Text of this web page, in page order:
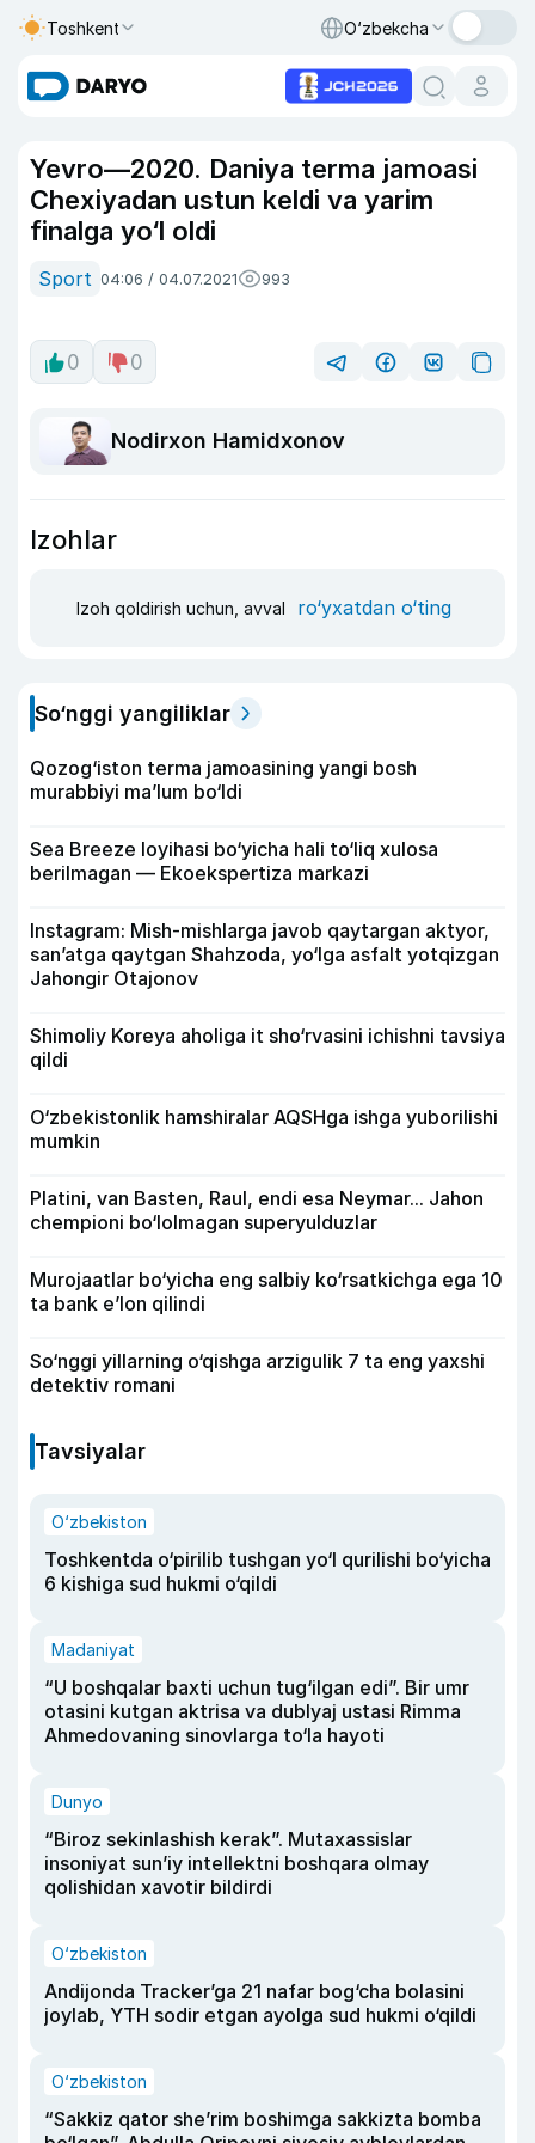
Toshkent O‘zbekcha
Yevro—2020. Daniya terma jamoasi
Chexiyadan ustun keldi va yarim
finalga yo‘l oldi
Sport 04:06 / 04.07.2021 993
0 0
Nodirxon Hamidxonov
Izohlar
Izoh qoldirish uchun, avval ro‘yxatdan o‘ting
So‘nggi yangiliklar
Qozog‘iston terma jamoasining yangi bosh
murabbiyi ma’lum bo‘ldi
Sea Breeze loyihasi bo‘yicha hali to‘liq xulosa
berilmagan — Ekoekspertiza markazi
Instagram: Mish-mishlarga javob qaytargan aktyor,
san’atga qaytgan Shahzoda, yo‘lga asfalt yotqizgan
Jahongir Otajonov
Shimoliy Koreya aholiga it sho‘rvasini ichishni tavsiya
qildi
O‘zbekistonlik hamshiralar AQSHga ishga yuborilishi
mumkin
Platini, van Basten, Raul, endi esa Neymar... Jahon
chempioni bo‘lolmagan superyulduzlar
Murojaatlar bo‘yicha eng salbiy ko‘rsatkichga ega 10
ta bank e’lon qilindi
So‘nggi yillarning o‘qishga arzigulik 7 ta eng yaxshi
detektiv romani
Tavsiyalar
O‘zbekiston
Toshkentda o‘pirilib tushgan yo‘l qurilishi bo‘yicha
6 kishiga sud hukmi o‘qildi
Madaniyat
“U boshqalar baxti uchun tug‘ilgan edi”. Bir umr
otasini kutgan aktrisa va dublyaj ustasi Rimma
Ahmedovaning sinovlarga to‘la hayoti
Dunyo
“Biroz sekinlashish kerak”. Mutaxassislar
insoniyat sun’iy intellektni boshqara olmay
qolishidan xavotir bildirdi
O‘zbekiston
Andijonda Tracker’ga 21 nafar bog‘cha bolasini
joylab, YTH sodir etgan ayolga sud hukmi o‘qildi
O‘zbekiston
“Sakkiz qator she’rim boshimga sakkizta bomba